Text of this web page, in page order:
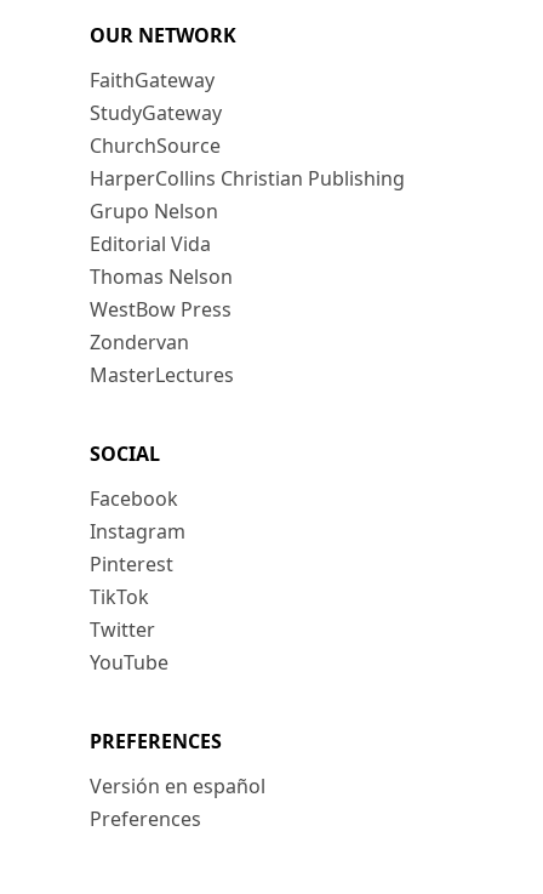
OUR NETWORK
FaithGateway
StudyGateway
ChurchSource
HarperCollins Christian Publishing
Grupo Nelson
Editorial Vida
Thomas Nelson
WestBow Press
Zondervan
MasterLectures
SOCIAL
Facebook
Instagram
Pinterest
TikTok
Twitter
YouTube
PREFERENCES
Versión en español
Preferences